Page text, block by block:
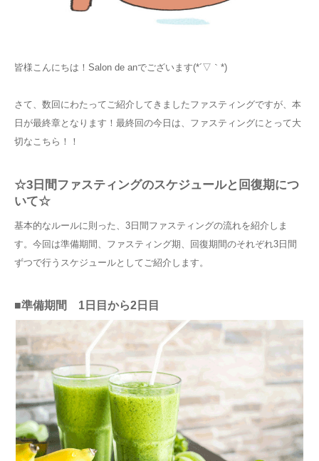
皆様こんにちは！Salon de anでございます(*´▽｀*)
さて、数回にわたってご紹介してきましたファスティングですが、本
日が最終章となります！最終回の今日は、ファスティングにとって大
切なこちら！！
☆3日間ファスティングのスケジュールと回復期につ
いて☆
基本的なルールに則った、3日間ファスティングの流れを紹介しま
す。今回は準備期間、ファスティング期、回復期間のそれぞれ3日間
ずつで行うスケジュールとしてご紹介します。
■準備期間 1日目から2日目
お知らせ